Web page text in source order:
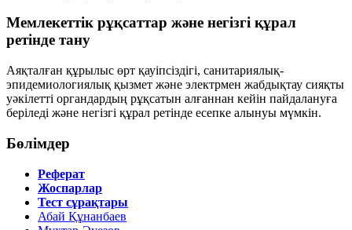
Мемлекеттік рұқсаттар және негізгі құрал
ретінде тану
Аяқталған құрылыс өрт қауіпсіздігі, санитариялық-
эпидемиологиялық қызмет және электрмен жабдықтау сияқты
уәкілетті органдардың рұқсатын алғаннан кейін пайдалануға
беріледі және негізгі құрал ретінде есепке алынуы мүмкін.
Бөлімдер
Реферат
Жоспарлар
Тест сұрақтары
Абай Құнанбаев